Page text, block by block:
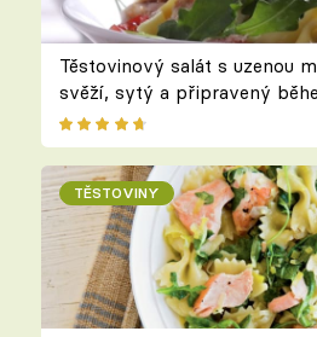
Těstovinový salát s uzenou
svěží, sytý a připravený
TĚSTOVINY